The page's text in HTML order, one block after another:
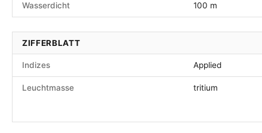
Wasserdicht 100 m
ZIFFERBLATT
Indizes Applied
Leuchtmasse tritium